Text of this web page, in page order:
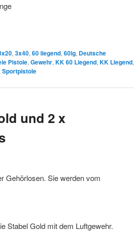
, 3x40, 60 liegend, 60lg, Deutsche
Pistole, Gewehr, KK 60 Liegend, KK Liegend,
Sportpistole
und 2 x
Gehörlosen. Sie werden vom
Stabel Gold mit dem Luftgewehr.